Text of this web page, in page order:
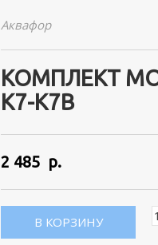
Аквафор
КОМПЛЕКТ
К7-К7В
2 485 р.